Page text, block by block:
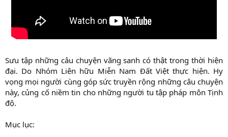
Sưu tập những câu chuyện vãng sanh có thật trong thời hiện
đại. Do Nhóm Liên hữu Miễn Nam Đất Việt thực hiện. Hy
vọng mọi người cùng góp sức truyền rộng những câu chuyện
này, củng cố niềm tin cho những người tu tập pháp môn Tịnh
độ.
Mục lục: